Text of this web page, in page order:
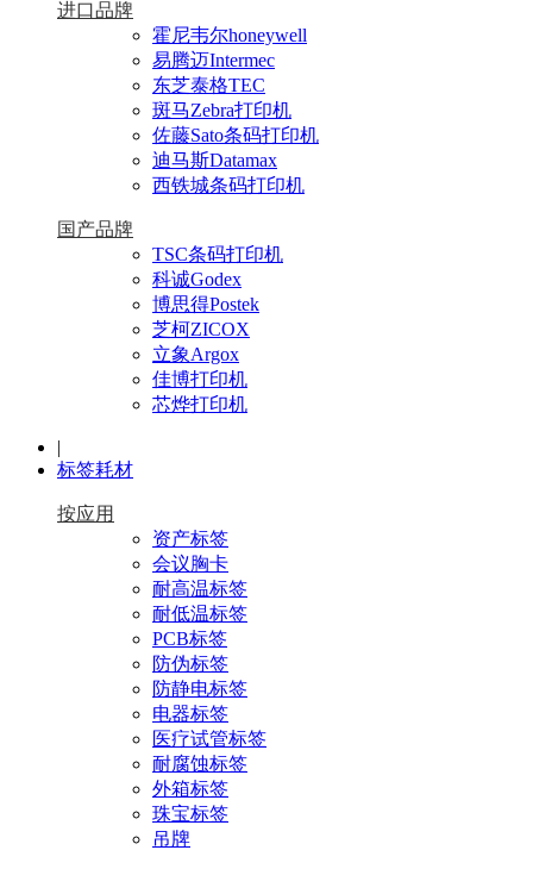
进口品牌
霍尼韦尔honeywell
易腾迈Intermec
东芝泰格TEC
斑马Zebra打印机
佐藤Sato条码打印机
迪马斯Datamax
西铁城条码打印机
国产品牌
TSC条码打印机
科诚Godex
博思得Postek
芝柯ZICOX
立象Argox
佳博打印机
芯烨打印机
|
标签耗材
按应用
资产标签
会议胸卡
耐高温标签
耐低温标签
PCB标签
防伪标签
防静电标签
电器标签
医疗试管标签
耐腐蚀标签
外箱标签
珠宝标签
吊牌